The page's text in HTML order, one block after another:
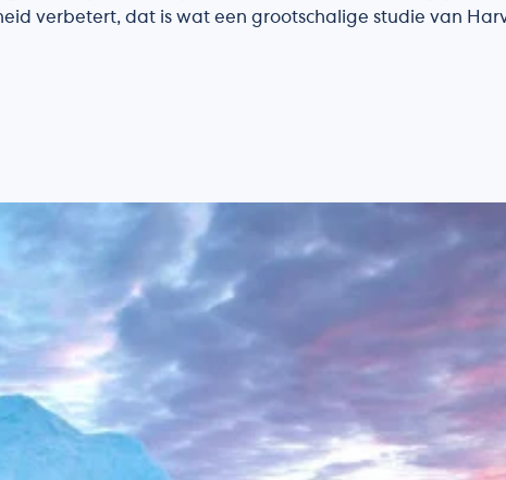
verbetert, dat is wat een grootschalige studie van